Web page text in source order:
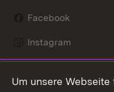
Facebook
Instagram
Um unsere